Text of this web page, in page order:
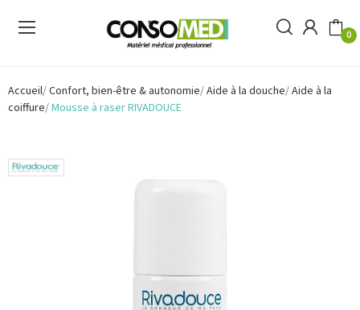
0
Accueil Confort, bien-être & autonomie Aide à la douche Aide à la
coiffure Mousse à raser RIVADOUCE